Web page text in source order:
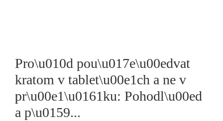
Pro\u010d pou\u017e\u00edvat
kratom v tablet\u00e1ch a ne v
pr\u00e1\u0161ku: Pohodl\u00ed
a p\u0159...